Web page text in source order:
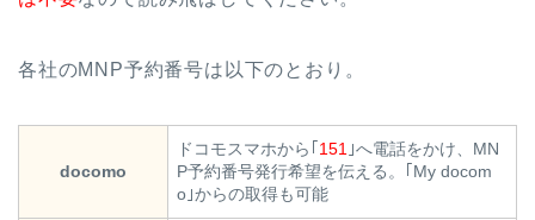
各社のMNP予約番号は以下のとおり。
docomo
ドコモスマホから｢151 ｣へ電話をかけ、MN
P予約番号発行希望を伝える。｢My docom
o｣からの取得も可能